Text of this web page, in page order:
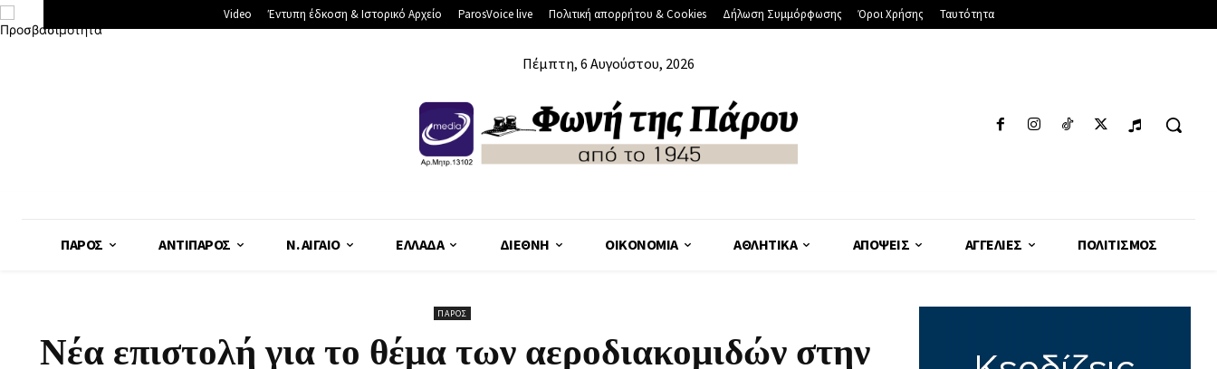
Video Έντυπη έδκοση & Ιστορικό Αρχείο ParosVoice live Πολιτική απορρήτου & Cookies Δήλωση Συμμόρφωσης Όροι Χρήσης Ταυτότητα
Πέμπτη, 6 Αυγούστου, 2026
ΠΆΡΟΣ ΑΝΤΊΠΑΡΟΣ Ν. ΑΙΓΑΊΟ ΕΛΛΆΔΑ ΔΙΕΘΝΉ ΟΙΚΟΝΟΜΊΑ ΑΘΛΗΤΙΚΆ ΑΠΌΨΕΙΣ ΑΓΓΕΛΊΕΣ ΠΟΛΙΤΙΣΜΌΣ
ΠΆΡΟΣ
Νέα επιστολή για το θέμα των αεροδιακομιδών στην